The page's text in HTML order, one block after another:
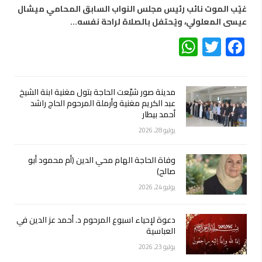
غيّب الموت نائب رئيس مجلس النواب السابق المحامي ميشال
عيسى المعلولي، ويُحتفل بالصلاة لراحة نفسه…
Facebook
Twitter
مدينة صور شيّعت الحاجة بتول مغنية ابنة الشيخ
عبد الكريم مغنية وأرملة المرحوم الحاج راشد
أحمد بيطار
يوليو 28, 2026
وفاة الحاجة الهام محي الدين (أم محمود أبو
صالح)
يوليو 24, 2026
دعوة لإحياء اسبوع المرحوم د. أحمد عز الدين في
العباسية
يوليو 23, 2026